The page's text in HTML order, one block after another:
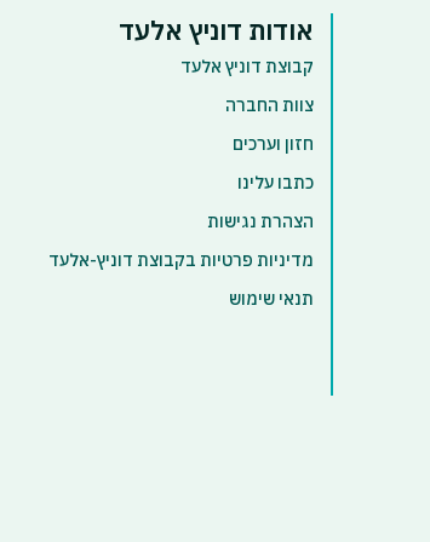
אודות דוניץ אלעד
קבוצת דוניץ אלעד
צוות החברה
חזון וערכים
כתבו עלינו
הצהרת נגישות
מדיניות פרטיות בקבוצת דוניץ-אלעד
תנאי שימוש